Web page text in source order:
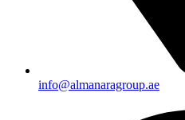
info@almanaragroup.ae